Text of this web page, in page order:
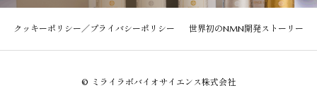
クッキーポリシー／プライバシーポリシー 世界初のNMN開発ストーリー
© ミライラボバイオサイエンス株式会社